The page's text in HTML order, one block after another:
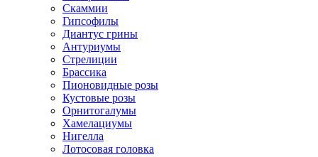
Скаммии
Гипсофилы
Диантус грины
Антуриумы
Стрелиции
Брассика
Пионовидные розы
Кустовые розы
Орнитогалумы
Хамелациумы
Нигелла
Лотосовая головка